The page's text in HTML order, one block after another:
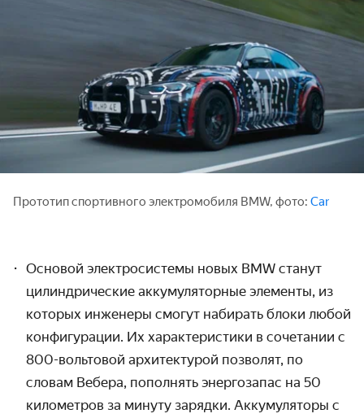
Прототип спортивного электромобиля BMW, фото: Car
Основой электросистемы новых BMW станут
цилиндрические аккумуляторные элементы, из
которых инженеры смогут набирать блоки любой
конфигурации. Их характеристики в сочетании с
800-вольтовой архитектурой позволят, по
словам Вебера, пополнять энергозапас на 50
километров за минуту зарядки. Аккумуляторы с